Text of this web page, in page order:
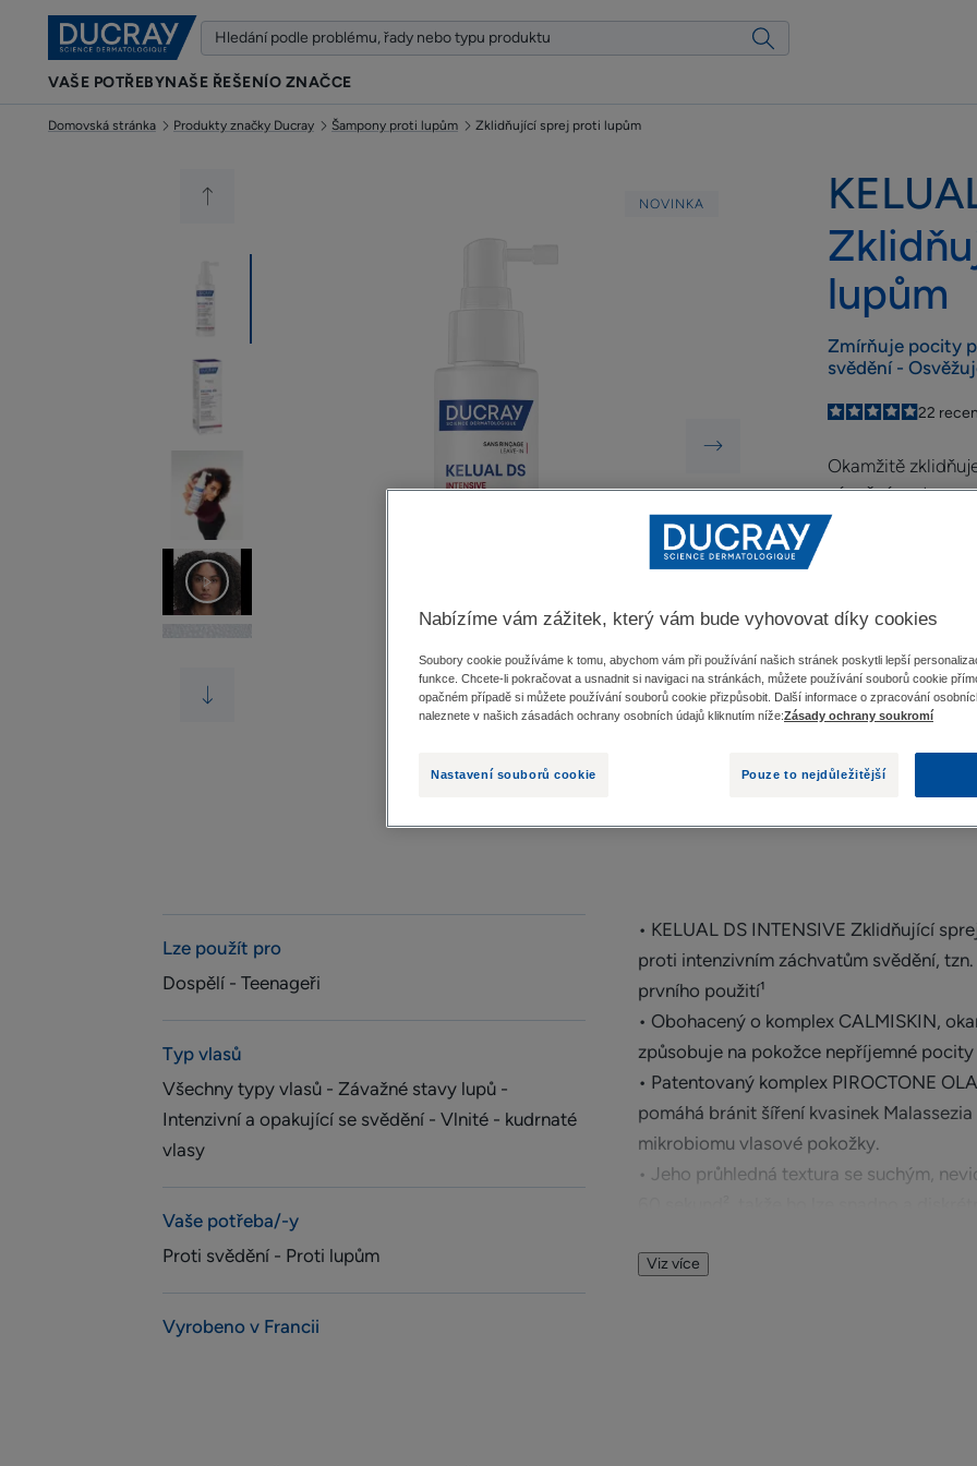
VAŠE POTŘEBYNAŠE ŘEŠENÍO ZNAČCE
Domovská stránka Produkty značky Ducray Šampony proti lupům Zklidňující sprej proti lupům
NOVINKA
lupům
Zmírňuje pocity
svědění -
5
/
5
22
Okamžitě
závažným stavem
Žádné lupy,
Flakon s
NAJÍT
Lze použít pro
Dospělí - Teenageři
Typ vlasů
Všechny typy vlasů - Závažné stavy lupů -
Intenzivní a opakující se svědění - Vlnité - kudrnaté
vlasy
Vaše potřeba/-y
Proti svědění - Proti lupům
Vyrobeno v Francii
• KELUAL DS INTENSIVE Zklidňující
proti intenzivním záchvatům svědění,
prvního použití¹
• Obohacený o komplex CALMISKIN,
způsobuje na pokožce nepříjemné pocity
• Patentovaný komplex PIROCTONE
pomáhá bránit šíření kvasinek
mikrobiomu vlasové pokožky.
• Jeho průhledná textura se suchým,
případ potřeby prodloužení doby mezi
Viz více
Nabízíme vám zážitek, který vám bude vyhovovat díky cookies
Soubory cookie používáme k tomu, abychom vám při používání našich stránek poskytli lepší
funkce. Chcete-li pokračovat a usnadnit si navigaci na stránkách, můžete používání souborů cookie
opačném případě si můžete používání souborů cookie přizpůsobit. Další informace o zpracování
naleznete v našich zásadách ochrany osobních údajů kliknutím níže:Zásady ochrany soukromí
Nastavení souborů cookie Pouze to nejdůležitější